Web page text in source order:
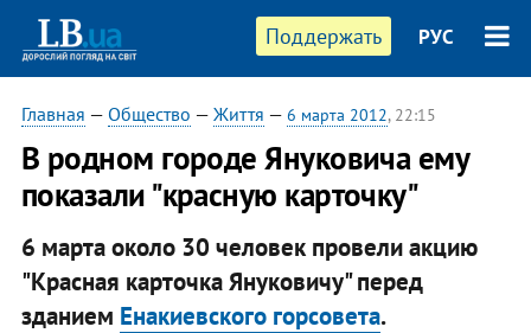
Поддержать РУС
Главная — Общество — Життя — 6 марта 2012, 22:15
В родном городе Януковича ему
показали "красную карточку"
6 марта около 30 человек провели акцию
"Красная карточка Януковичу" перед
зданием Енакиевского горсовета.